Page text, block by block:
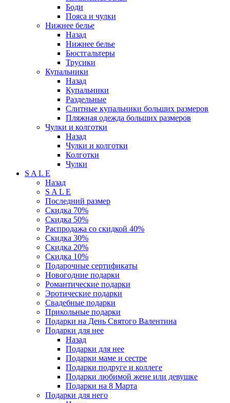
Боди
Пояса и чулки
Нижнее белье
Назад
Нижнее белье
Бюстгальтеры
Трусики
Купальники
Назад
Купальники
Раздельные
Слитные купальники больших размеров
Пляжная одежда больших размеров
Чулки и колготки
Назад
Чулки и колготки
Колготки
Чулки
S A L E
Назад
S A L E
Последний размер
Скидка 70%
Скидка 50%
Распродажа со скидкой 40%
Скидка 30%
Скидка 20%
Скидка 10%
Подарочные сертификаты
Новогодние подарки
Романтические подарки
Эротические подарки
Свадебные подарки
Прикольные подарки
Подарки на День Святого Валентина
Подарки для нее
Назад
Подарки для нее
Подарки маме и сестре
Подарки подруге и коллеге
Подарки любимой жене или девушке
Подарки на 8 Марта
Подарки для него